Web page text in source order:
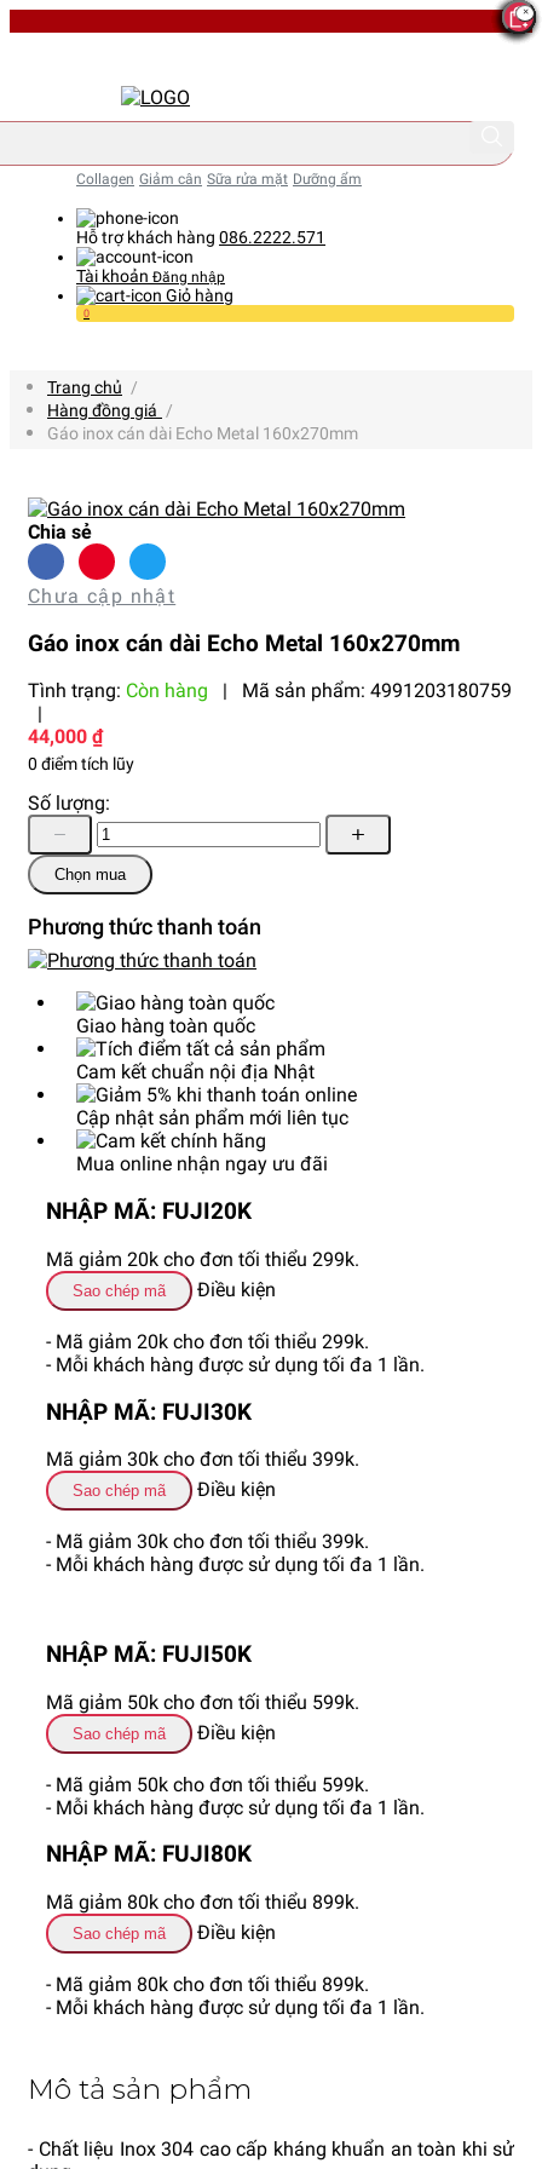
Collagen Giảm cân Sữa rửa mặt Dưỡng ẩm
Hỗ trợ khách hàng 086.2222.571
Tài khoản Đăng nhập
Giỏ hàng
0
Trang chủ /
Hàng đồng giá /
Gáo inox cán dài Echo Metal 160x270mm
Chia sẻ
Chưa cập nhật
Gáo inox cán dài Echo Metal 160x270mm
Tình trạng: Còn hàng | Mã sản phẩm: 4991203180759
|
44,000 ₫
0 điểm tích lũy
Số lượng:
Chọn mua
Phương thức thanh toán
Giao hàng toàn quốc
Cam kết chuẩn nội địa Nhật
Cập nhật sản phẩm mới liên tục
Mua online nhận ngay ưu đãi
NHẬP MÃ: FUJI20K
Mã giảm 20k cho đơn tối thiểu 299k.
Sao chép mã Điều kiện
- Mã giảm 20k cho đơn tối thiểu 299k.
- Mỗi khách hàng được sử dụng tối đa 1 lần.
NHẬP MÃ: FUJI30K
Mã giảm 30k cho đơn tối thiểu 399k.
Sao chép mã Điều kiện
- Mã giảm 30k cho đơn tối thiểu 399k.
- Mỗi khách hàng được sử dụng tối đa 1 lần.
NHẬP MÃ: FUJI50K
Mã giảm 50k cho đơn tối thiểu 599k.
Sao chép mã Điều kiện
- Mã giảm 50k cho đơn tối thiểu 599k.
- Mỗi khách hàng được sử dụng tối đa 1 lần.
NHẬP MÃ: FUJI80K
Mã giảm 80k cho đơn tối thiểu 899k.
Sao chép mã Điều kiện
- Mã giảm 80k cho đơn tối thiểu 899k.
- Mỗi khách hàng được sử dụng tối đa 1 lần.
Mô tả sản phẩm
- Chất liệu Inox 304 cao cấp kháng khuẩn an toàn khi sử